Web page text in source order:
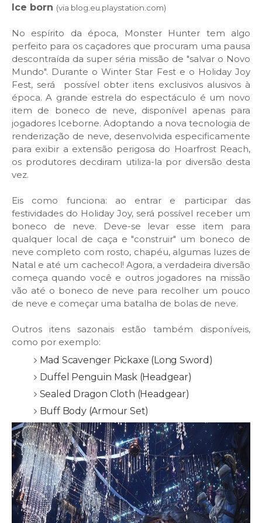
Ice born (via blog.eu.playstation.com)
No espírito da época, Monster Hunter tem algo
perfeito para os caçadores que procuram uma pausa
descontraída da super séria missão de "salvar o Novo
Mundo". Durante o Winter Star Fest e o Holiday Joy
Fest, será possível obter itens exclusivos alusivos à
época. A grande estrela do espectáculo é um novo
item de boneco de neve, disponível apenas para
jogadores Iceborne. Adoptando a nova tecnologia de
renderização de neve, desenvolvida especificamente
para exibir a extensão perigosa do Hoarfrost Reach,
os produtores decdiram utiliza-la por diversão desta
vez.
Eis como funciona: ao entrar e participar das
festividades do Holiday Joy, será possível receber um
boneco de neve. Deve-se levar esse item para
qualquer local de caça e "construir" um boneco de
neve completo com rosto, chapéu, algumas luzes de
Natal e até um cachecol! Agora, a verdadeira diversão
começa quando você e outros jogadores na missão
vão até o boneco de neve para recolher um pouco
de neve e começar uma batalha de bolas de neve.
Outros itens sazonais estão também disponíveis,
como por exemplo:
Mad Scavenger Pickaxe (Long Sword)
Duffel Penguin Mask (Headgear)
Sealed Dragon Cloth (Headgear)
Buff Body (Armour Set)